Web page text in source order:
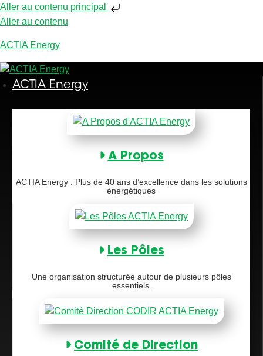
Aller au contenu principal
Aller au contenu
ACTIA Energy
ACTIA Energy
A Propos
ACTIA Energy : Plus de 40 ans d’excellence dans les solutions
énergétiques
Les Pôles
Une organisation structurée autour de plusieurs pôles
essentiels.
Comité de Direction